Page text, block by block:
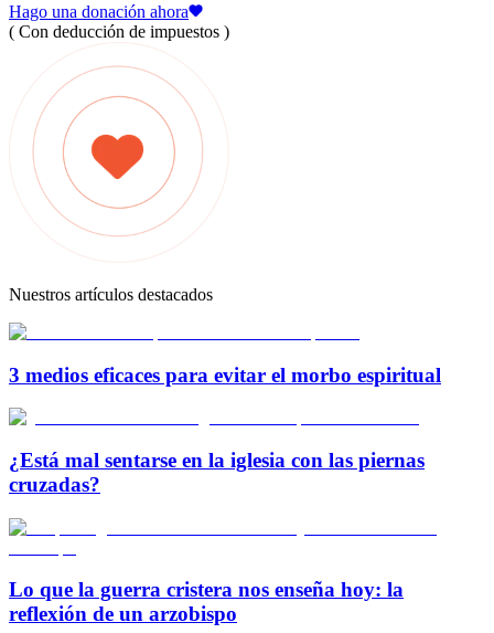
Hago una donación ahora
( Con deducción de impuestos )
Nuestros artículos destacados
3 medios eficaces para evitar el morbo espiritual
¿Está mal sentarse en la iglesia con las piernas
cruzadas?
Lo que la guerra cristera nos enseña hoy: la
reflexión de un arzobispo